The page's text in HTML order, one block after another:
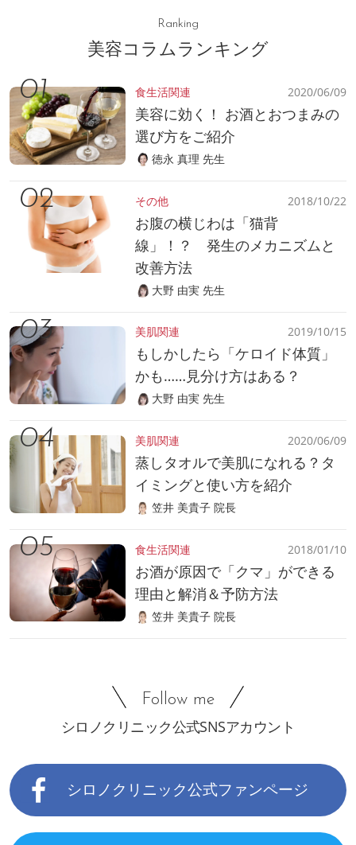
Ranking
美容コラムランキング
食生活関連 2020/06/09
美容に効く！ お酒とおつまみの
選び方をご紹介
徳永 真理 先生
その他 2018/10/22
お腹の横じわは「猫背
線」！？ 発生のメカニズムと
改善方法
大野 由実 先生
美肌関連 2019/10/15
もしかしたら「ケロイド体質」
かも……見分け方はある？
大野 由実 先生
美肌関連 2020/06/09
蒸しタオルで美肌になれる？タ
イミングと使い方を紹介
笠井 美貴子 院長
食生活関連 2018/01/10
お酒が原因で「クマ」ができる
理由と解消＆予防方法
笠井 美貴子 院長
Follow me
シロノクリニック公式SNSアカウント
シロノクリニック公式ファンページ